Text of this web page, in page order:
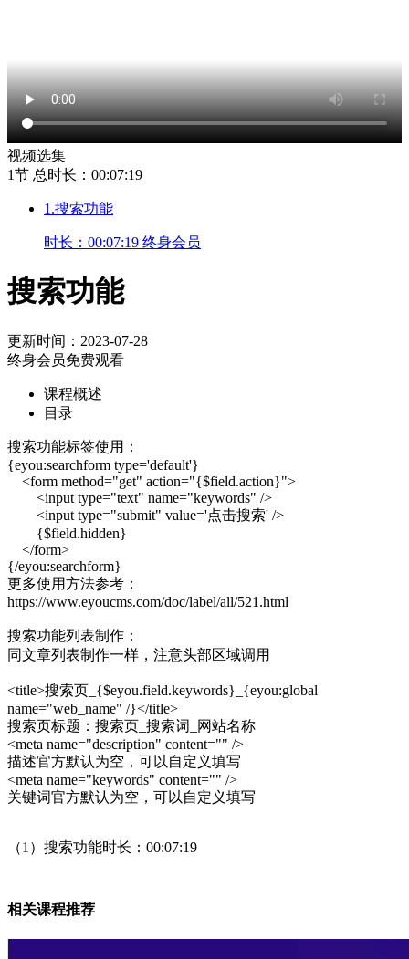
视频选集
1节 总时长：00:07:19
1.搜索功能
时长：00:07:19 终身会员
搜索功能
更新时间：2023-07-28
终身会员免费观看
课程概述
目录
搜索功能标签使用：
{eyou:searchform type='default'}
<form method="get" action="{$field.action}">
<input type="text" name="keywords" />
<input type="submit" value='点击搜索' />
{$field.hidden}
</form>
{/eyou:searchform}
更多使用方法参考：
https://www.eyoucms.com/doc/label/all/521.html
搜索功能列表制作：
同文章列表制作一样，注意头部区域调用
<title>搜索页_{$eyou.field.keywords}_{eyou:global
name="web_name" /}</title>
搜索页标题：搜索页_搜索词_网站名称
<meta name="description" content="" />
描述官方默认为空，可以自定义填写
<meta name="keywords" content="" />
关键词官方默认为空，可以自定义填写
（1）搜索功能时长：00:07:19
相关课程推荐